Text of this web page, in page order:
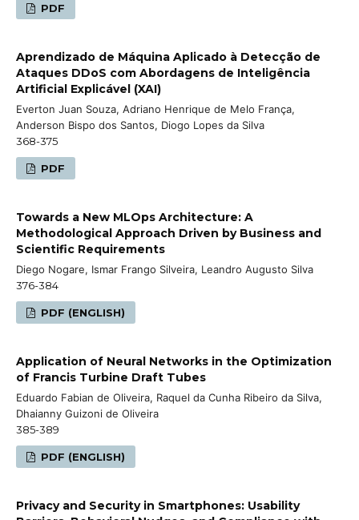
PDF
Aprendizado de Máquina Aplicado à Detecção de
Ataques DDoS com Abordagens de Inteligência
Artificial Explicável (XAI)
Everton Juan Souza, Adriano Henrique de Melo França,
Anderson Bispo dos Santos, Diogo Lopes da Silva
368-375
PDF
Towards a New MLOps Architecture: A
Methodological Approach Driven by Business and
Scientific Requirements
Diego Nogare, Ismar Frango Silveira, Leandro Augusto Silva
376-384
PDF (ENGLISH)
Application of Neural Networks in the Optimization
of Francis Turbine Draft Tubes
Eduardo Fabian de Oliveira, Raquel da Cunha Ribeiro da Silva,
Dhaianny Guizoni de Oliveira
385-389
PDF (ENGLISH)
Privacy and Security in Smartphones: Usability